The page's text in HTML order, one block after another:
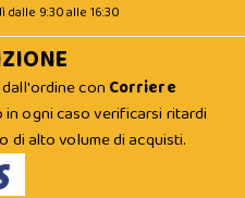
9:30 alle 16:30
con Corriere
ogni caso verificarsi ritardi
di alto volume di acquisti.